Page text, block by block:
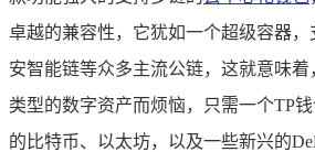
卓越的兼容性，它犹如一个超级容器
安智能链等众多主流公链，这就意味着
类型的数字资产而烦恼，只需一个TP钱
的比特币、以太坊，以及一些新兴的